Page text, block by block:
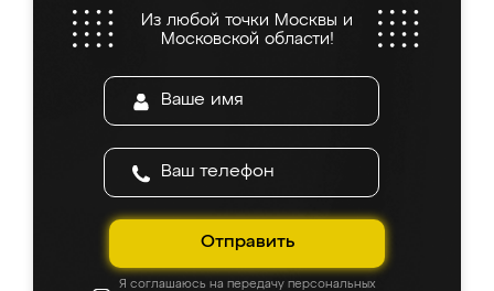
Из любой точки Москвы и
Московской области!
Отправить
Я соглашаюсь на передачу персональных